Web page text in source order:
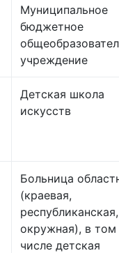
Муниципальное
бюджетное
учреждение
Детская школа
искусств
Больница
(краевая,
республиканская,
окружная), в том
числе детская